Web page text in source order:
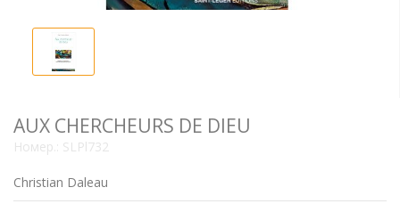
AUX CHERCHEURS DE DIEU
Номер.: SLPl732
Christian Daleau